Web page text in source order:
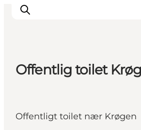
Oplevelser
Overnatning
Offentlig toilet
Offentligt toilet nær Krøgen